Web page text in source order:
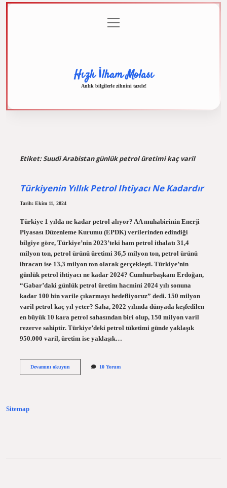
menüyü
aç
Hızlı İlham Molası
Anlık bilgilerle zihnini tazele!
Etiket:Suudi Arabistan günlük petrol üretimi kaç varil
Türkiyenin Yıllık Petrol Ihtiyacı Ne Kadardır
Tarih: Ekim 11, 2024
Türkiye 1 yılda ne kadar petrol alıyor? AA muhabirinin Enerji
Piyasası Düzenleme Kurumu (EPDK) verilerinden edindiği
bilgiye göre, Türkiye’nin 2023’teki ham petrol ithalatı 31,4
milyon ton, petrol ürünü üretimi 36,5 milyon ton, petrol ürünü
ihracatı ise 13,3 milyon ton olarak gerçekleşti. Türkiye’nin
günlük petrol ihtiyacı ne kadar 2024? Cumhurbaşkanı Erdoğan,
“Gabar’daki günlük petrol üretim hacmini 2024 yılı sonuna
kadar 100 bin varile çıkarmayı hedefliyoruz” dedi. 150 milyon
varil petrol kaç yıl yeter? Saha, 2022 yılında dünyada keşfedilen
en büyük 10 kara petrol sahasından biri olup, 150 milyon varil
rezerve sahiptir. Türkiye’deki petrol tüketimi günde yaklaşık
950.000 varil, üretim ise yaklaşık…
Devamını okuyunTürkiyenin
10 Yorum
Sitemap